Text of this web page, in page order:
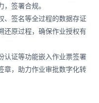
签署合规。
、签名等全过程的数据存证
还原过程，确保作业授权有
认证等功能嵌入作业票签署
章，助力作业审批数字化转